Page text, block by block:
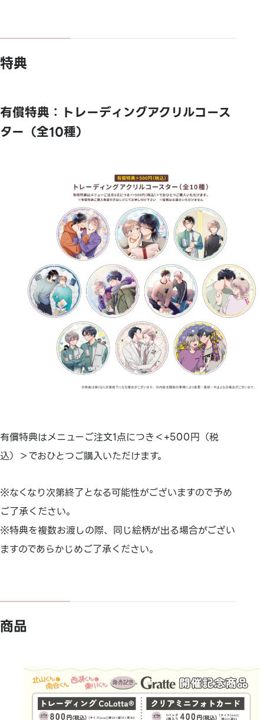
特典
有償特典：トレーディングアクリルコース
ター（全10種）
有償特典はメニューご注文1点につき＜+500円（税
込）＞でおひとつご購入いただけます。
※なくなり次第終了となる可能性がございますので予め
ご了承ください。
※特典を複数お渡しの際、同じ絵柄が出る場合がござい
ますのであらかじめご了承ください。
商品